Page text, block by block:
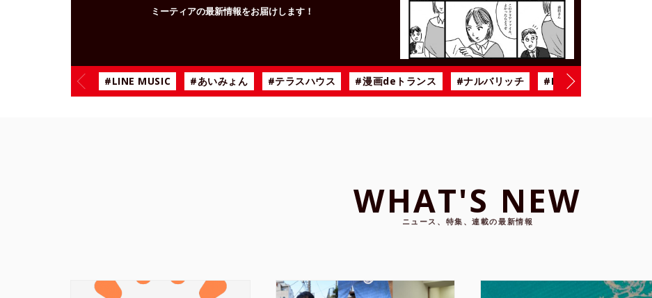
ミーティアの最新情報をお届けします！
#LINE MUSIC #あいみょん #テラスハウス #漫画deトランス #ナルバリッチ #BiSH
WHAT'S NEW
ニュース、特集、連載の最新情報